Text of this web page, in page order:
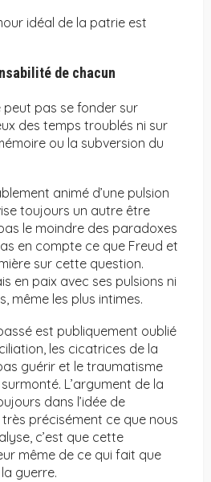
idéal de la patrie est
de chacun
peut pas se fonder sur
des temps troublés ni sur
ou la subversion du
animé d’une pulsion
toujours un autre être
le moindre des paradoxes
en compte ce que Freud et
sur cette question.
en paix avec ses pulsions ni
même les plus intimes.
est publiquement oublié
les cicatrices de la
guérir et le traumatisme
L’argument de la
dans l’idée de
précisément ce que nous
c’est que cette
même de ce qui fait que
guerre.